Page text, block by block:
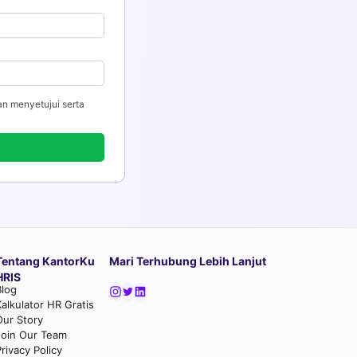
menyetujui serta
KantorKu
HR Gratis
Story
Our Team
Policy
Mari Terhubung Lebih Lanjut